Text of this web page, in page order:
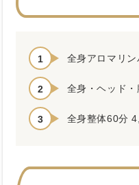
全身アロマリ
全身・ヘッド
全身整体60分